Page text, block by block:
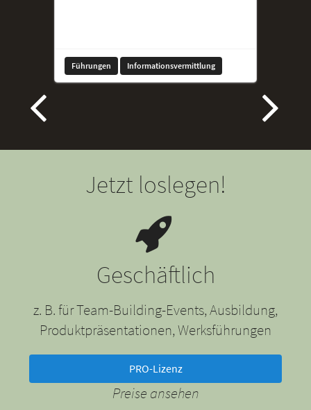
Führungen Informationsvermittlung
Jetzt loslegen!
Geschäftlich
z. B. für Team-Building-Events, Ausbildung,
Produktpräsentationen, Werksführungen
PRO-Lizenz
Preise ansehen